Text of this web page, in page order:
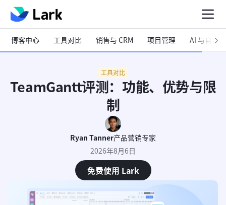
博客中心 工具对比 销售与 CRM 项目管理 AI 与自动化
工具对比
TeamGantt评测：功能、优势与限
制
Ryan Tanner产品营销专家
2026年8月6日
免费使用 Lark